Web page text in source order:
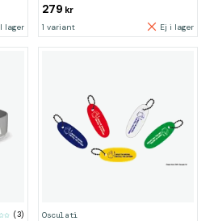
I lager
279 kr
1 variant Ej i lager
(3) Osculati